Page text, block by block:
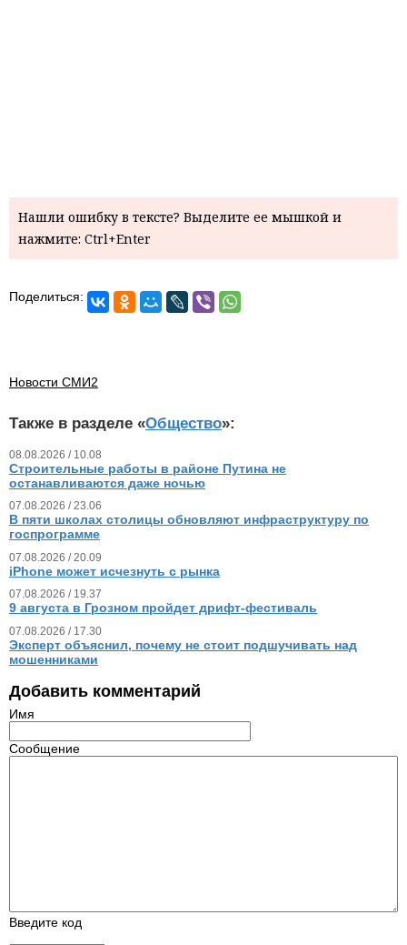
Нашли ошибку в тексте? Выделите ее мышкой и
нажмите: Ctrl+Enter
Поделиться:
Новости СМИ2
Также в разделе «Общество»:
08.08.2026 / 10.08
Строительные работы в районе Путина не
останавливаются даже ночью
07.08.2026 / 23.06
В пяти школах столицы обновляют инфраструктуру по
госпрограмме
07.08.2026 / 20.09
iPhone может исчезнуть с рынка
07.08.2026 / 19.37
9 августа в Грозном пройдет дрифт-фестиваль
07.08.2026 / 17.30
Эксперт объяснил, почему не стоит подшучивать над
мошенниками
Добавить комментарий
Имя
Сообщение
Введите код